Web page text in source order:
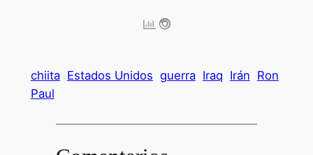
chiita Estados Unidos guerra Iraq Irán Ron
Paul